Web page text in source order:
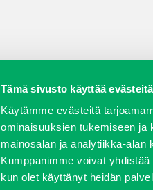
Tämä sivusto käyttää evästeitä
Käytämme evästeitä
ominaisuuksien tukemiseen ja
mainosalan ja analytiikka-alan
Kumppanimme voivat
kun olet käyttänyt heidän